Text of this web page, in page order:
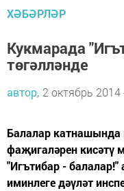
ХӘБӘРЛӘР
Кукмарада
төгәлләнде
автор, 2 октябрь 2014
Балалар катнашында
фаҗигаләрен кисәтү
"Игътибар -
иминлеге дәүләт